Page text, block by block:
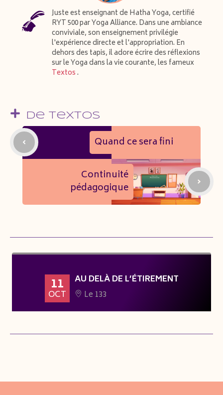
Juste est enseignant de Hatha Yoga, certifié
RYT 500 par Yoga Alliance. Dans une ambiance
conviviale, son enseignement privilégie
l'expérience directe et l'appropriation. En
dehors des tapis, il adore écrire des réflexions
sur le Yoga dans la vie courante, les fameux
Textos.
De Textos
Quand ce sera fini
Continuité
pédagogique
11
OCT
AU DELÀ DE L’ÉTIREMENT
Le 133